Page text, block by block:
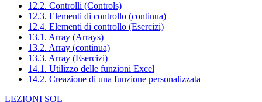
12.2. Controlli (Controls)
12.3. Elementi di controllo (continua)
12.4. Elementi di controllo (Esercizi)
13.1. Array (Arrays)
13.2. Array (continua)
13.3. Array (Esercizi)
14.1. Utilizzo delle funzioni Excel
14.2. Creazione di una funzione personalizzata
LEZIONI SQL